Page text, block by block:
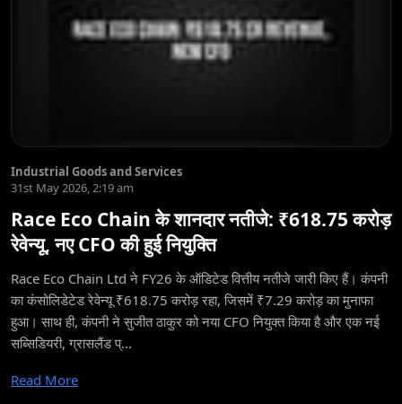
Industrial Goods and Services
31st May 2026, 2:19 am
Race Eco Chain के शानदार नतीजे: ₹618.75 करोड़
रेवेन्यू, नए CFO की हुई नियुक्ति
Race Eco Chain Ltd ने FY26 के ऑडिटेड वित्तीय नतीजे जारी किए हैं। कंपनी
का कंसोलिडेटेड रेवेन्यू ₹618.75 करोड़ रहा, जिसमें ₹7.29 करोड़ का मुनाफा
हुआ। साथ ही, कंपनी ने सुजीत ठाकुर को नया CFO नियुक्त किया है और एक नई
सब्सिडियरी, ग्रासलैंड प्...
Read More